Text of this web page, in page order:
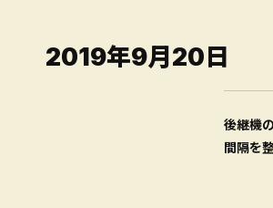
2019年9月20日
後継機
間隔を